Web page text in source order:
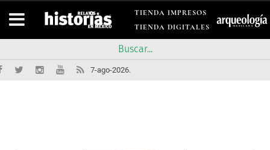
TIENDA IMPRESOS
TIENDA DIGITALES
7-ago-2026.